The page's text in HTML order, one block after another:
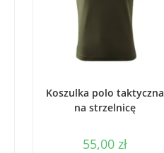
Koszulka polo taktyczna
na strzelnicę
55,00 zł